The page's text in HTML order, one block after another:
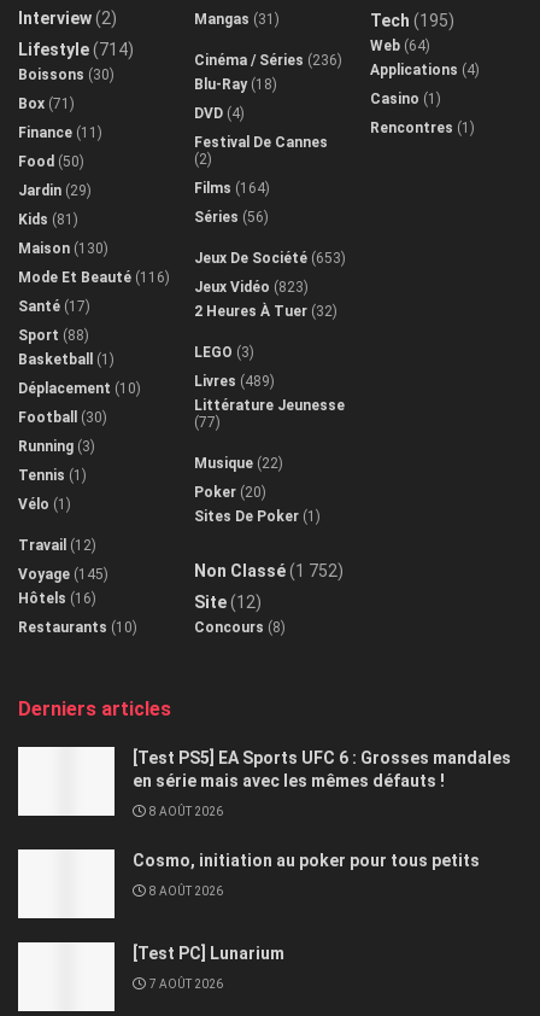
Interview(2)
Lifestyle(714)
Boissons (30)
Box (71)
Finance (11)
Food (50)
Jardin (29)
Kids (81)
Maison (130)
Mode Et Beauté (116)
Santé (17)
Sport (88)
Basketball
(1)
Déplacement (10)
Football
(30)
Running (3)
Tennis (1)
Vélo (1)
Travail (12)
Voyage (145)
Hôtels (16)
Restaurants (10)
Mangas (31)
Cinéma / Séries (236)
Blu-Ray(18)
DVD (4)
Festival De Cannes
(2)
Films (164)
Séries (56)
Jeux De Société (653)
Jeux Vidéo (823)
2 Heures À Tuer (32)
LEGO (3)
Livres (489)
Littérature Jeunesse
(77)
Musique (22)
Poker (20)
Sites De Poker (1)
Non Classé(1 752)
Site(12)
Concours (8)
Tech (195)
Web (64)
Applications (4)
Casino (1)
Rencontres (1)
Derniers articles
[Test PS5] EA Sports UFC 6 : Grosses mandales
en série mais avec les mêmes défauts !
8 AOÛT 2026
Cosmo, initiation au poker pour tous petits
8 AOÛT 2026
[Test PC] Lunarium
7 AOÛT 2026